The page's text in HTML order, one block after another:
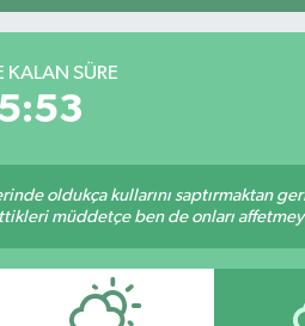
KALAN SÜRE
oldukça kullarını saptırmaktan
müddetçe ben de onları